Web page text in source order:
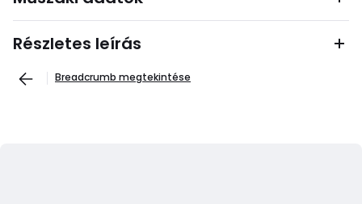
Részletes leírás
Breadcrumb megtekintése